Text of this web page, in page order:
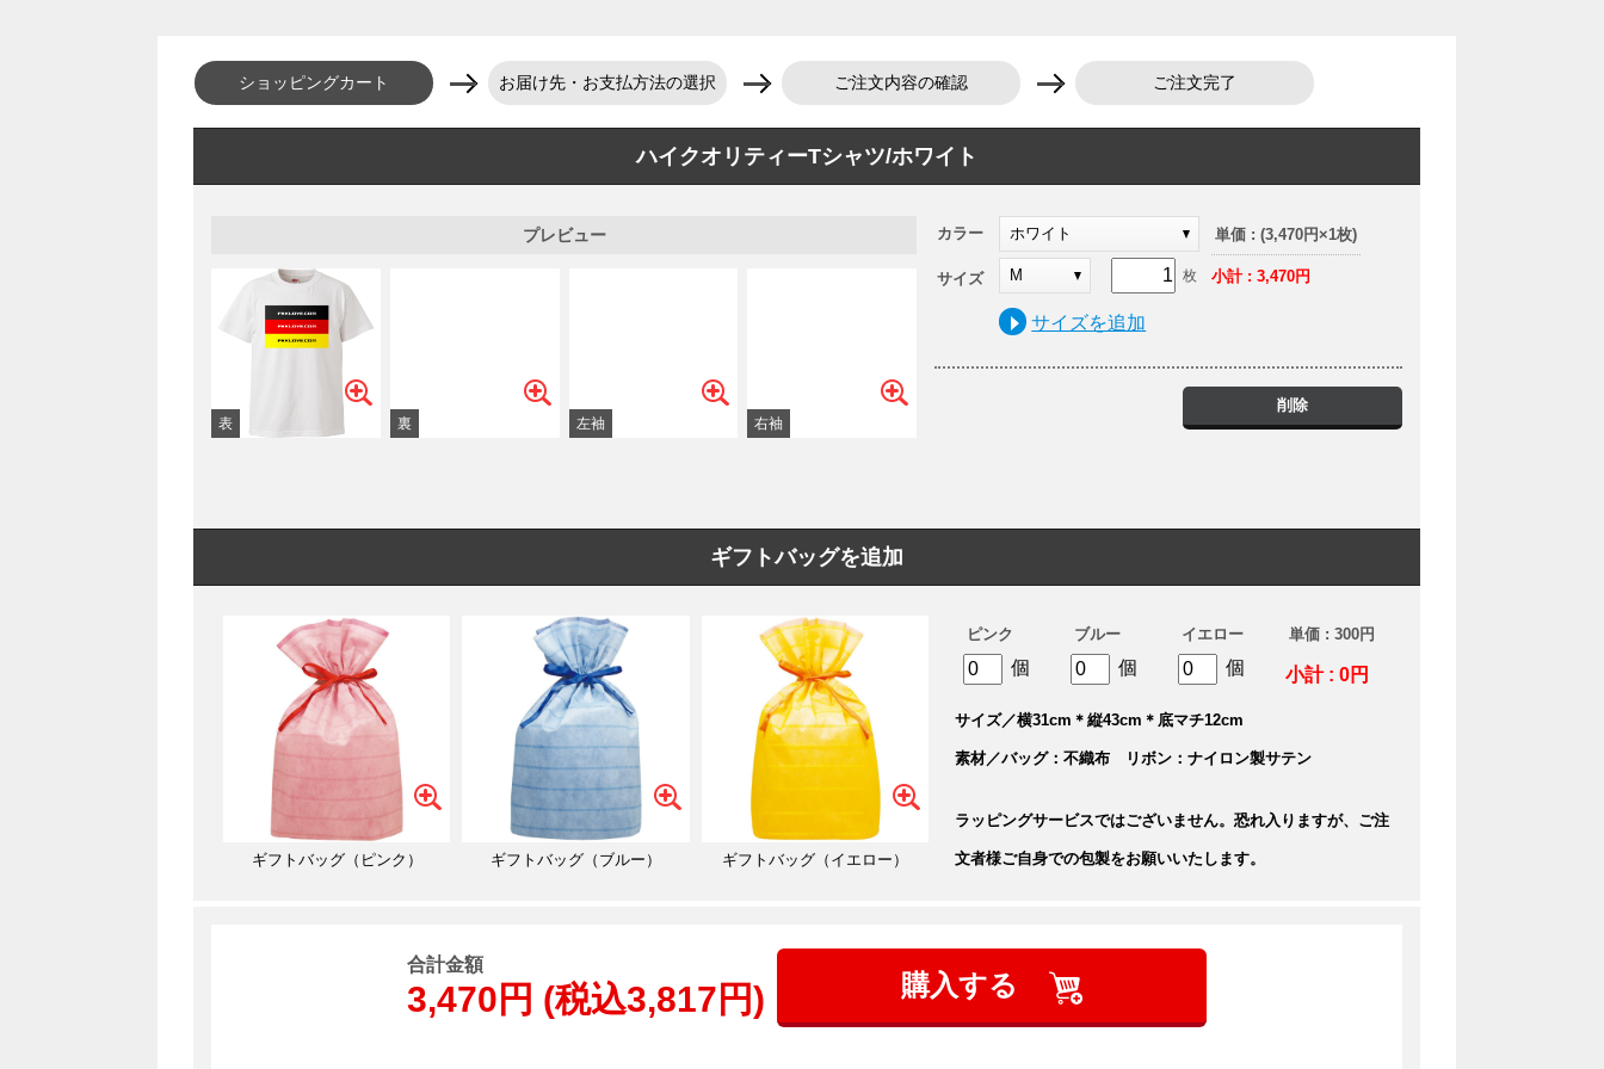
ショッピングカート お届け先・お支払方法の選択 ご注文内容の確認 ご注文完了
ハイクオリティーTシャツ/ホワイト
プレビュー カラー ホワイト
M 枚
サイズ
サイズを追加
単価 : (3,470円×1枚)
小計 : 3,470円
削除
ギフトバッグを追加
ギフトバッグ（ピンク） ギフトバッグ（ブルー） ギフトバッグ（イエロー）
ピンク
個
ブルー
個
イエロー
個
単価 : 300円
小計 : 0円
サイズ／横31cm＊縦43cm＊底マチ12cm
素材／バッグ：不織布 リボン：ナイロン製サテン
ラッピングサービスではございません。恐れ入りますが、ご注
文者様ご自身での包製をお願いいたします。
合計金額
3,470円 (税込3,817円) 購入する